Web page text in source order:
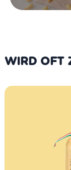
WIRD OFT